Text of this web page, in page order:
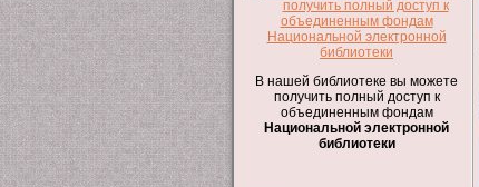
В нашей библиотеке вы можете
получить полный доступ к
объединенным фондам
Национальной электронной
библиотеки